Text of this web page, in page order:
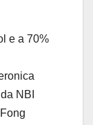
e a 70%
NBI